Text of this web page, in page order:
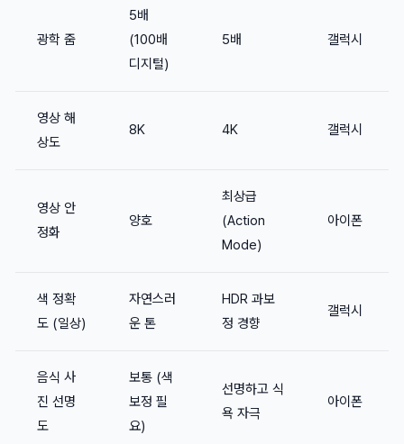
광학 줌
5배
(100배
디지털)
5배 갤럭시
영상 해
상도
8K 4K 갤럭시
영상 안
정화
양호
최상급
(Action
Mode)
아이폰
색 정확
도 (일상)
자연스러
운 톤
HDR 과보
정 경향
갤럭시
음식 사
진 선명
도
보통 (색
보정 필
요)
선명하고 식
욕 자극
아이폰